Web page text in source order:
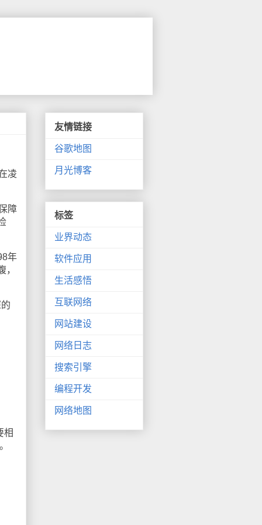
凌
障
年
相
友情链接
谷歌地图
月光博客
标签
业界动态
软件应用
生活感悟
互联网络
网站建设
网络日志
搜索引擎
编程开发
网络地图